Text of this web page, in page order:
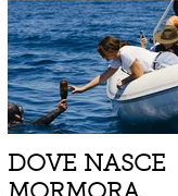
DOVE NASCE